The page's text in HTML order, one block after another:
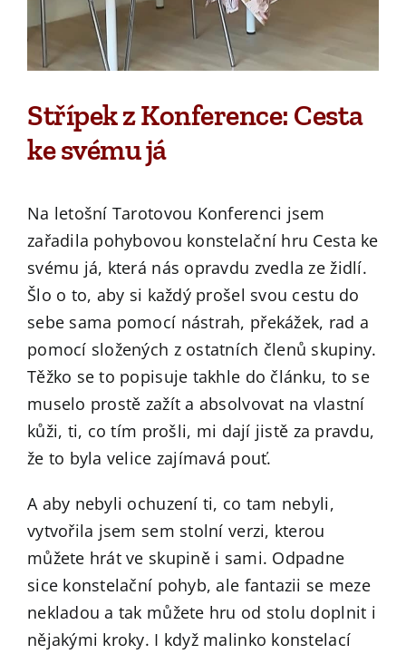
Střípek z Konference: Cesta
ke svému já
Na letošní Tarotovou Konferenci jsem
zařadila pohybovou konstelační hru Cesta ke
svému já, která nás opravdu zvedla ze židlí.
Šlo o to, aby si každý prošel svou cestu do
sebe sama pomocí nástrah, překážek, rad a
pomocí složených z ostatních členů skupiny.
Těžko se to popisuje takhle do článku, to se
muselo prostě zažít a absolvovat na vlastní
kůži, ti, co tím prošli, mi dají jistě za pravdu,
že to byla velice zajímavá pouť.
A aby nebyli ochuzení ti, co tam nebyli,
vytvořila jsem sem stolní verzi, kterou
můžete hrát ve skupině i sami. Odpadne
sice konstelační pohyb, ale fantazii se meze
nekladou a tak můžete hru od stolu doplnit i
nějakými kroky. I když malinko konstelací